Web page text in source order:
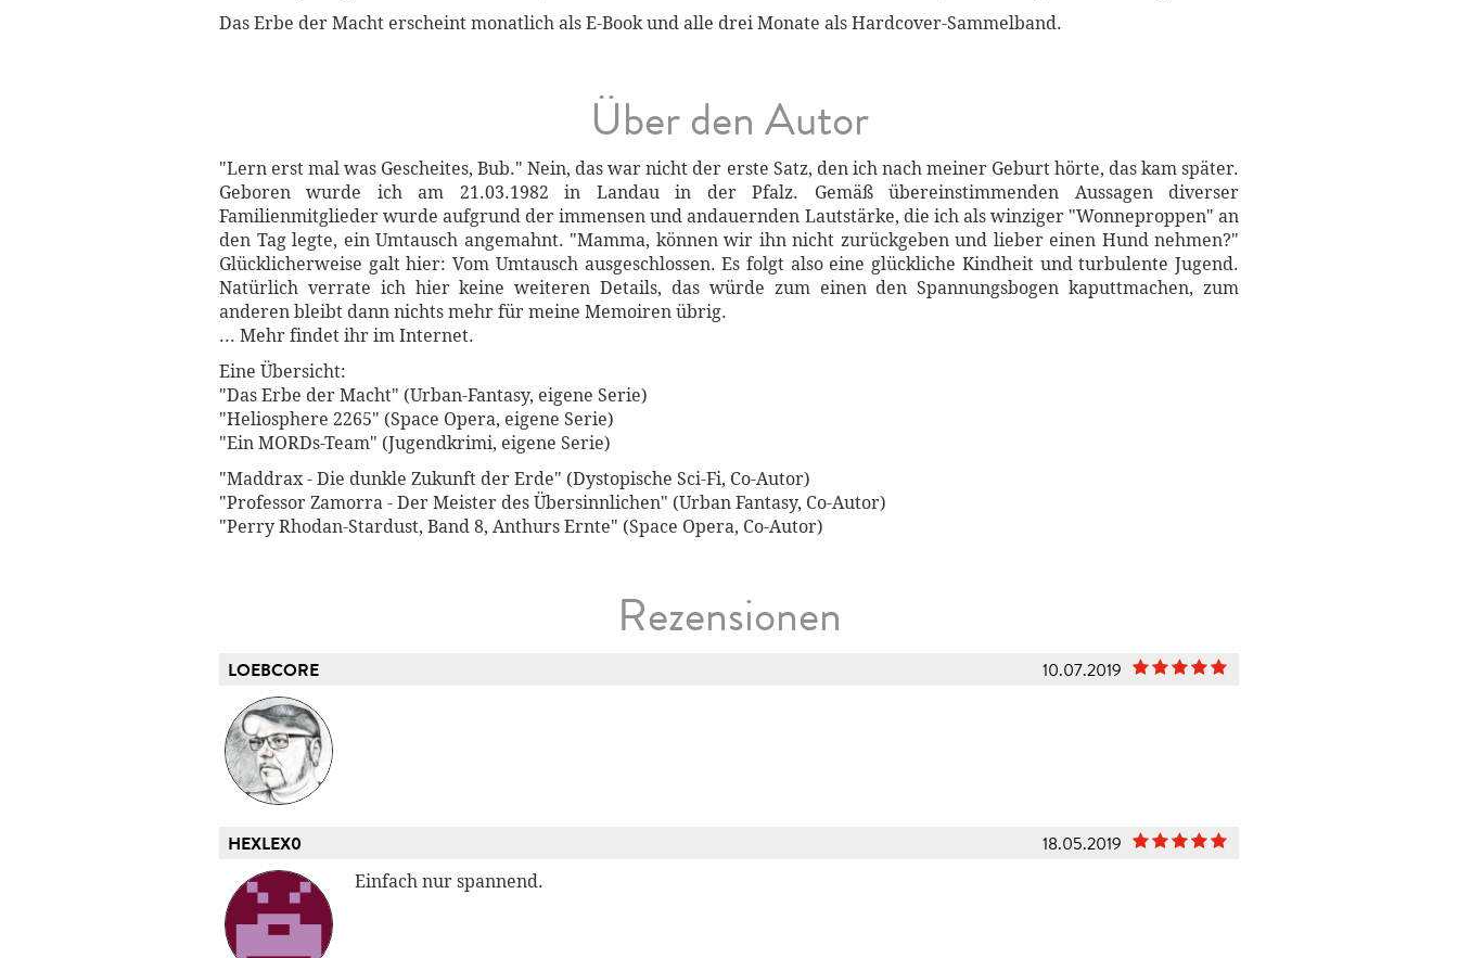
Das Erbe der Macht erscheint monatlich als E-Book und alle drei Monate als Hardcover-Sammelband.
Über den Autor
"Lern erst mal was Gescheites, Bub." Nein, das war nicht der erste Satz, den ich nach meiner Geburt hörte, das kam später.
Geboren wurde ich am 21.03.1982 in Landau in der Pfalz. Gemäß übereinstimmenden Aussagen diverser
Familienmitglieder wurde aufgrund der immensen und andauernden Lautstärke, die ich als winziger "Wonneproppen" an
den Tag legte, ein Umtausch angemahnt. "Mamma, können wir ihn nicht zurückgeben und lieber einen Hund nehmen?"
Glücklicherweise galt hier: Vom Umtausch ausgeschlossen. Es folgt also eine glückliche Kindheit und turbulente Jugend.
Natürlich verrate ich hier keine weiteren Details, das würde zum einen den Spannungsbogen kaputtmachen, zum
anderen bleibt dann nichts mehr für meine Memoiren übrig.
... Mehr findet ihr im Internet.
Eine Übersicht:
"Das Erbe der Macht" (Urban-Fantasy, eigene Serie)
"Heliosphere 2265" (Space Opera, eigene Serie)
"Ein MORDs-Team" (Jugendkrimi, eigene Serie)
"Maddrax - Die dunkle Zukunft der Erde" (Dystopische Sci-Fi, Co-Autor)
"Professor Zamorra - Der Meister des Übersinnlichen" (Urban Fantasy, Co-Autor)
"Perry Rhodan-Stardust, Band 8, Anthurs Ernte" (Space Opera, Co-Autor)
Rezensionen
LOEBCORE 10.07.2019
HEXLEX0 18.05.2019
Einfach nur spannend.